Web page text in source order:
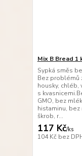
Mix B Bread 1
Sypká směs
Bez problémů
housky, chléb,
s
GMO, bez
histaminu, bez
škrob, r...
117 Kč/ks
104 Kč bez